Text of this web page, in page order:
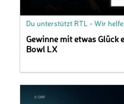
Du unterstützt RTL - Wir
Gewinne mit etwas Glück
Bowl LX